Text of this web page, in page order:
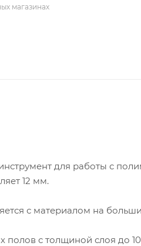
магазинах
для работы с
12 мм.
с материалом на
с толщиной слоя до